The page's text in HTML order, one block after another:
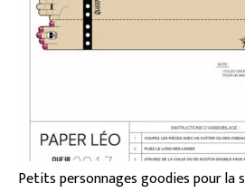
Petits personnages goodies pour la